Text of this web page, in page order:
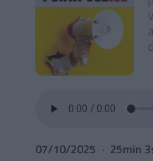
07/10/2025 25min